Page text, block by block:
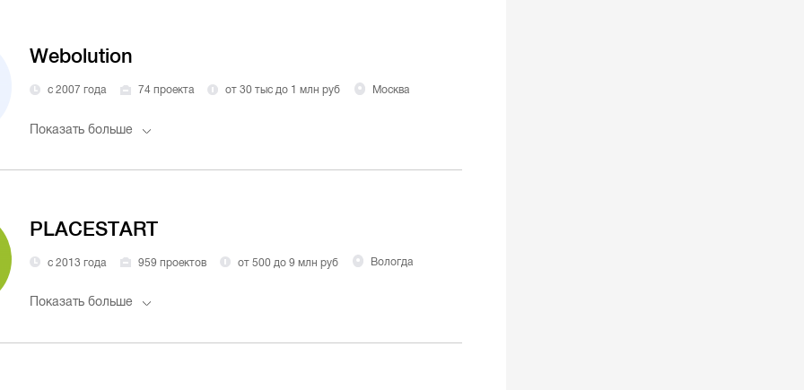
Webolution
с 2007 года 74 проекта от 30 тыс до 1 млн руб Москва
Показать больше
PLACESTART
с 2013 года 959 проектов от 500 до 9 млн руб Вологда
Показать больше